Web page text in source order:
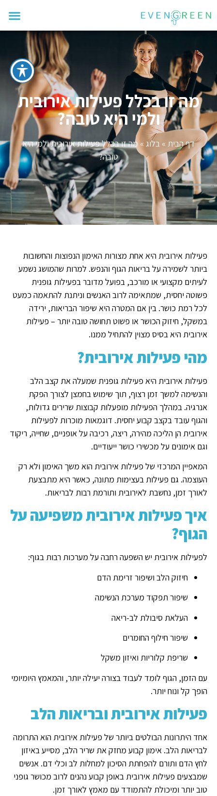
מה זו בכלל פעילות אירובית
ולמי היא טובה?
דף הבית » בלוג »מה זו בכלל פעילות אירובית ולמי היא
טובה?
פעילות אירובית היא אחת מצורות האימון הנפוצות והחשובות
ביותר לשמירה על בריאות הגוף והנפש. למרות שהמושג נשמע
לעיתים מקצועי או מורכב, בפועל מדובר בפעילות גופנית
פשוטה יחסית, שמתאימה לרוב האנשים וניתנת להתאמה כמעט
לכל רמת כושר. בין אם המטרה היא שיפור הבריאות, ירידה
במשקל, חיזוק הכושר או פשוט תחושה טובה יותר – פעילות
אירובית היא בסיס מצוין להתחיל ממנו.
מהי פעילות אירובית?
פעילות אירובית היא פעילות גופנית שמעלה את קצב הלב
והנשימה למשך זמן רצוף, תוך שימוש בחמצן לצורך הפקת
אנרגיה. במהלך הפעילות מופעלות קבוצות שרירים גדולות,
והגוף עובד בקצב קבוע יחסית. דוגמאות מוכרות לפעילות
אירובית הן הליכה מהירה, ריצה, רכיבה על אופניים, שחייה, ריקוד
וגם אימונים על מכשירי כושר ייעודיים.
המאפיין המרכזי של פעילות אירובית הוא משך האימון ולא רק
העוצמה. גם פעילות בעצימות מתונה, כאשר היא מתבצעת
לאורך זמן, נחשבת לאירובית ותורמת רבות לבריאות.
איך פעילות אירובית משפיעה על
הגוף?
לפעילות אירובית יש השפעה רחבה על מערכות רבות בגוף:
חיזוק הלב ושיפור זרימת הדם
שיפור תפקוד מערכת הנשימה
העלאת סיבולת לב-ריאה
שיפור חילוף החומרים
שריפת קלוריות ואיזון משקל
עם הזמן, הגוף לומד לעבוד בצורה יעילה יותר, והמאמץ היומיומי
הופך קל ונוח יותר.
פעילות אירובית ובריאות הלב
אחד היתרונות הבולטים ביותר של פעילות אירובית הוא התרומה
לבריאות הלב. אימון קבוע מחזק את שריר הלב, מסייע באיזון
לחץ הדם ותורם להפחתת הסיכון למחלות לב וכלי דם. אנשים
שמבצעים פעילות אירובית באופן קבוע נהנים לרוב מכושר גופני
טוב יותר ומיכולת להתמודד עם מאמץ לאורך זמן.